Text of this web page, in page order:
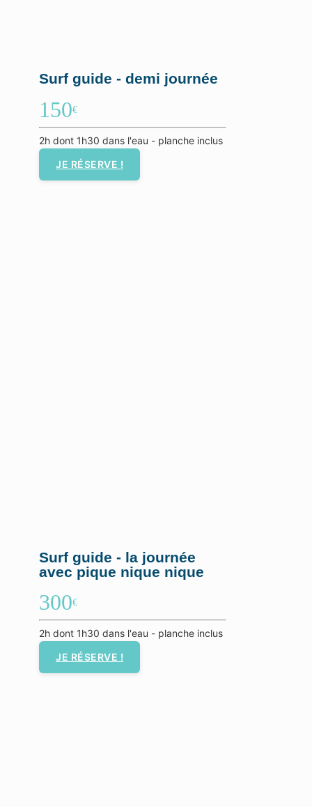
Surf guide - demi journée
150€
2h dont 1h30 dans l'eau - planche inclus
JE RÉSERVE !
Surf guide - la journée
avec pique nique nique
300€
2h dont 1h30 dans l'eau - planche inclus
JE RÉSERVE !